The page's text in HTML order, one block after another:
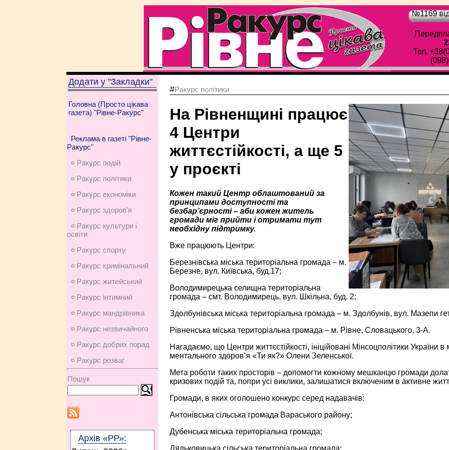
№1169
Тел.
Додати у "Закладки"
Головна (Просто цікава
газета) "Рівне-Ракурс"
Реклама в газеті "Рівне-
Ракурс"
¤ Ракурс подій
¤ Ракурс політики
¤ Ракурс економiки
¤ Ракурс здоров'я
¤ Ракурс культури і
освіти
¤ Ракурс спорту
¤ Ракурс кримінальний
¤ Ракурс житейський
¤ Ракурс інтимний
¤ Ракурс мандрівника
¤ Ракурс незвичайного
¤ Ракурс добрих порад
¤ Ракурс розваг
Пошук
Архів «РР»:
#Ракурс політики
На Рівненщині працює
4 Центри
життєстійкості, а ще 5
у проєкті
Кожен такий Центр облаштований за
принципами доступності та
безбар’єрності – аби кожен житель
громади міг прийти і отримати тут
необхідну підтримку.
Вже працюють Центри:
Березнівська міська територіальна громада – м.
Березне, вул. Київська, буд.17;
Володимирецька селищна територіальна
громада – смт. Володимирець, вул. Шкільна, буд. 2;
Здолбунівська міська територіальна громада – м. Здолбунів, вул. Мазепи
Рівненська міська територіальна громада – м. Рівне, Словацького, 3-А.
Нагадаємо, що Центри життєстійкості, ініційовані Мінсоцполітики України
ментального здоров’я «Ти як?» Олени Зеленської.
Мета роботи таких просторів – допомогти кожному мешканцю громади
кризових подій та, попри усі виклики, залишатися включеним в активне
Громади, в яких оголошено конкурс серед надавачів:
Антонівська сільська громада Вараського району;
Дубенська міська територіальна громада;
Дядьковицька сільська територіальна громада;